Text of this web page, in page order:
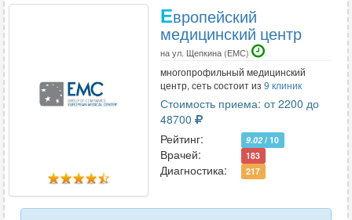
Европейский
медицинский центр
на ул. Щепкина (ЕМС)
многопрофильный медицинский
центр, сеть состоит из 9 клиник
Стоимость приема: от 2200 до
48700
Рейтинг:
9.02 / 10
Врачей: 183
Диагностика: 217